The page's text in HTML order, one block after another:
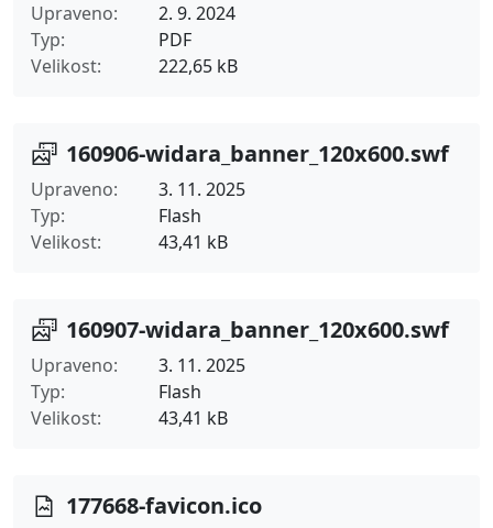
Upraveno
2. 9. 2024
Typ
PDF
Velikost
222,65 kB
160906-widara_banner_120x600.swf
Upraveno
3. 11. 2025
Typ
Flash
Velikost
43,41 kB
160907-widara_banner_120x600.swf
Upraveno
3. 11. 2025
Typ
Flash
Velikost
43,41 kB
177668-favicon.ico